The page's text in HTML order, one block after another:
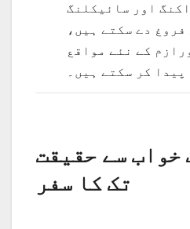
اور سائیکلنگ
دے سکتے ہیں،
کے نئے مواقع
پیدا کر سکتے ہیں۔
خواب سے حقیقت
تک کا سفر